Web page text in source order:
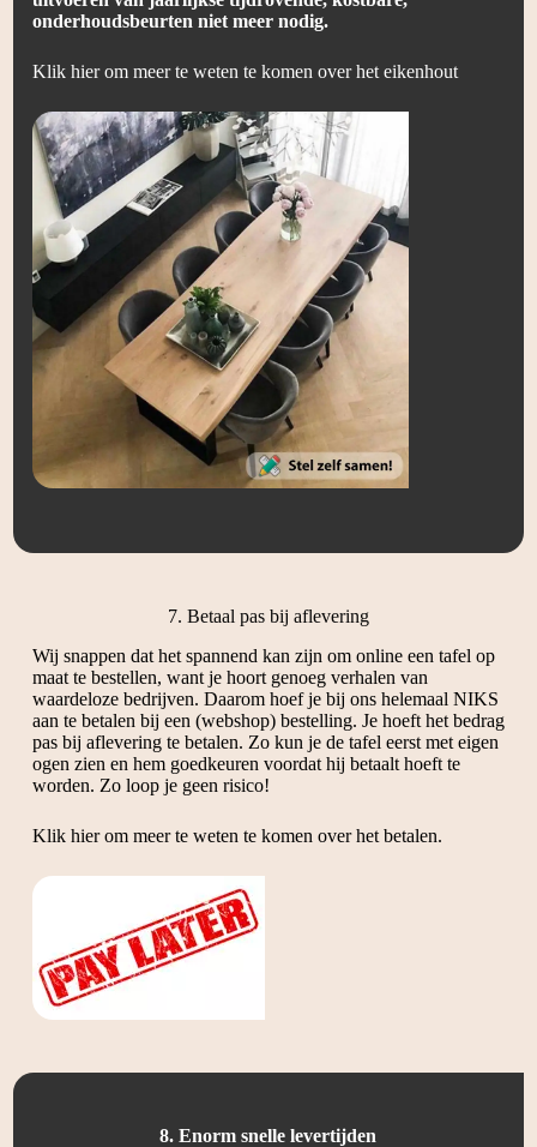
onderhoudsbeurten niet meer nodig.
Klik hier om meer te weten te komen over het eikenhout
7. Betaal pas bij aflevering
Wij snappen dat het spannend kan zijn om online een tafel op
maat te bestellen, want je hoort genoeg verhalen van
waardeloze bedrijven. Daarom hoef je bij ons helemaal NIKS
aan te betalen bij een (webshop) bestelling. Je hoeft het bedrag
pas bij aflevering te betalen. Zo kun je de tafel eerst met eigen
ogen zien en hem goedkeuren voordat hij betaalt hoeft te
worden. Zo loop je geen risico!
Klik hier om meer te weten te komen over het betalen.
8. Enorm snelle levertijden